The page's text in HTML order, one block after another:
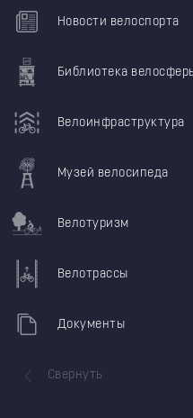
Новости велоспорта
Библиотека
Велоинфраструктура
Музей велосипеда
Велотуризм
Велотрассы
Документы
Свернуть